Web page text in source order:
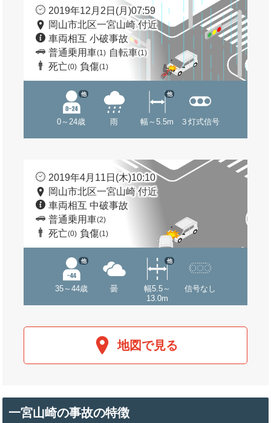
2019年12月2日(月)07:59
岡山市北区一宮山崎 付近
車両相互 小破事故
普通乗用車(1) 自転車(1)
死亡(0) 負傷(1)
0～24歳
他
雨 幅～5.5m
他
３灯式信号
2019年4月11日(木)10:10
岡山市北区一宮山崎 付近
車両相互 中破事故
普通乗用車(2)
死亡(0) 負傷(1)
35～44歳
他
曇
幅5.5～
13.0m
他
信号なし
地図で見る
一宮山崎の事故の特徴